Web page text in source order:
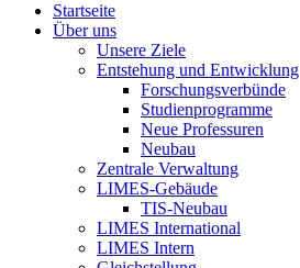
Startseite
Über uns
Unsere Ziele
Entstehung und Entwicklung
Forschungsverbünde
Studienprogramme
Neue Professuren
Neubau
Zentrale Verwaltung
LIMES-Gebäude
TIS-Neubau
LIMES International
LIMES Intern